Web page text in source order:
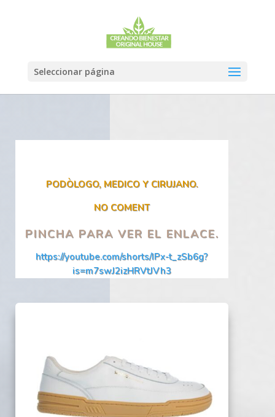
Seleccionar página
PODÒLOGO, MEDICO Y CIRUJANO.
NO COMENT
PINCHA PARA VER EL ENLACE.
https://youtube.com/shorts/IPx-t_zSb6g?
is=m7swJ2izHRVtJVh3